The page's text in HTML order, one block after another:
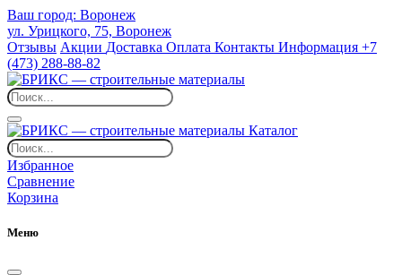
Ваш город: Воронеж
ул. Урицкого, 75, Воронеж
Отзывы Акции Доставка Оплата Контакты Информация +7
(473) 288-88-82
Каталог
Избранное
Сравнение
Корзина
Меню